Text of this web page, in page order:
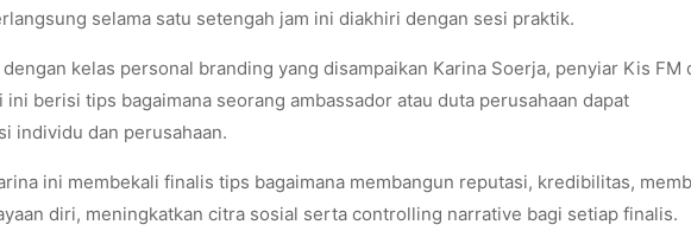
selama satu setengah jam ini diakhiri dengan sesi praktik.
kelas personal branding yang disampaikan Karina Soerja, penyiar Kis FM
ini berisi tips bagaimana seorang ambassador atau duta perusahaan dapat
individu dan perusahaan.
ini membekali finalis tips bagaimana membangun reputasi, kredibilitas,
diri, meningkatkan citra sosial serta controlling narrative bagi setiap finalis.